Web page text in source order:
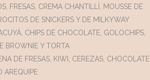
FRESAS, CREMA CHANTILLÍ, MOUSSE DE
DE SNICKERS Y DE MILKYWAY
CHIPS DE CHOCOLATE, GOLOCHIPS,
BROWNIE Y TORTA
DE FRESAS, KIWI, CEREZAS, CHOCOLATE,
AREQUIPE